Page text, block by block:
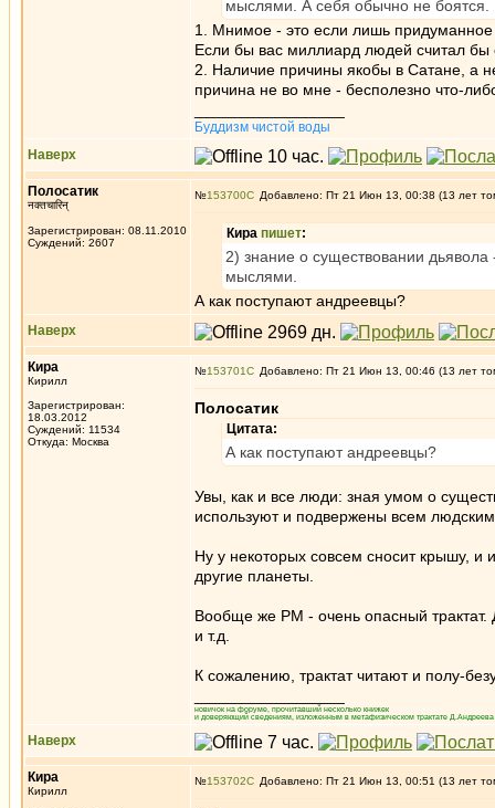
мыслями. А себя обычно не боятся.
1. Мнимое - это если лишь
Если бы вас миллиард людей считал
2. Наличие причины якобы в Сатане, а
причина не во мне - бесполезно что-
Буддизм чистой воды
Наверх
Полосатик
नक्तचारिन्
Зарегистрирован: 08.11.2010
Суждений: 2607
№153700 Добавлено: Пт 21 Июн 13, 00:38 (13 лет
Кира пишет:
2) знание о существовании
мыслями.
А как поступают андреевцы?
Наверх
Кира
Кирилл
Зарегистрирован:
18.03.2012
Суждений: 11534
Откуда: Москва
№153701 Добавлено: Пт 21 Июн 13, 00:46 (13 лет
Полосатик
Цитата:
А как поступают андреевцы?
Увы, как и все люди: зная умом о
используют и подвержены всем
Ну у некоторых совсем сносит крышу, и
другие планеты.
Вообще же РМ - очень опасный трактат.
и т.д.
К сожалению, трактат читают и полу-
новичок на форуме, прочитавший несколько книжек
и доверяющий сведениям, изложенным в метафизическом трактате
Наверх
Кира
Кирилл
№153702 Добавлено: Пт 21 Июн 13, 00:51 (13 лет